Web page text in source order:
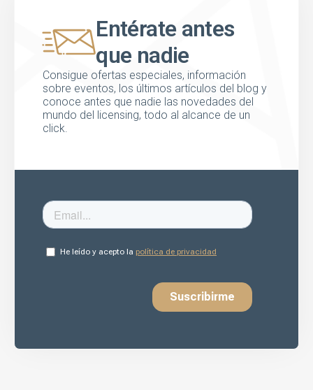
Entérate antes
que nadie
Consigue ofertas especiales, información
sobre eventos, los últimos artículos del blog y
conoce antes que nadie las novedades del
mundo del licensing, todo al alcance de un
click.